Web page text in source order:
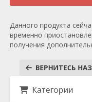
Данного продукта
временно
получения
ВЕРНИТЕСЬ
Категории